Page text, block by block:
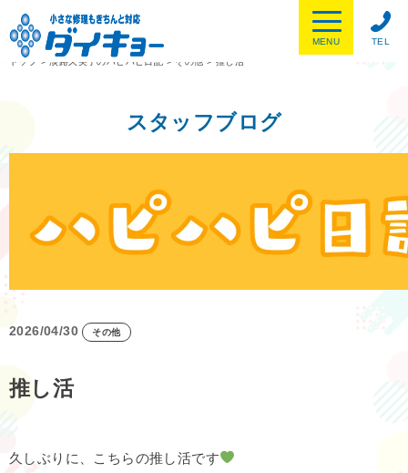
TEL
MENU
トップ
> 淡路久美子のハピハピ日記 > その他 > 推し活
スタッフブログ
2026/04/30 その他
推し活
久しぶりに、こちらの推し活です